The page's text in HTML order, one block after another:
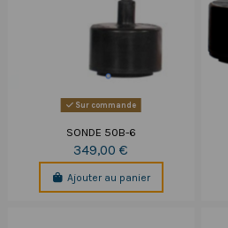
Sur commande
SONDE 50B-6
349,00 €
Ajouter au panier